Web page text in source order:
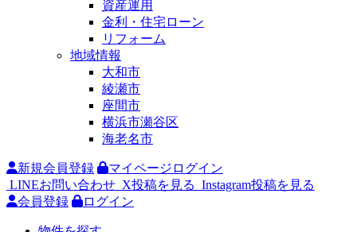
資産運用
金利・住宅ローン
リフォーム
地域情報
大和市
綾瀬市
座間市
横浜市瀬谷区
海老名市
新規会員登録
マイページログイン
LINEお問い合わせ X投稿を見る Instagram投稿を見る
会員登録
ログイン